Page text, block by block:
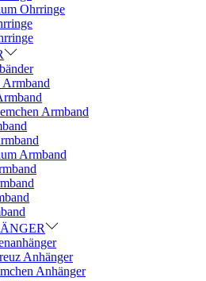
Ohrringe
Armband
Armband
Armband
Anhänger
Anhänger